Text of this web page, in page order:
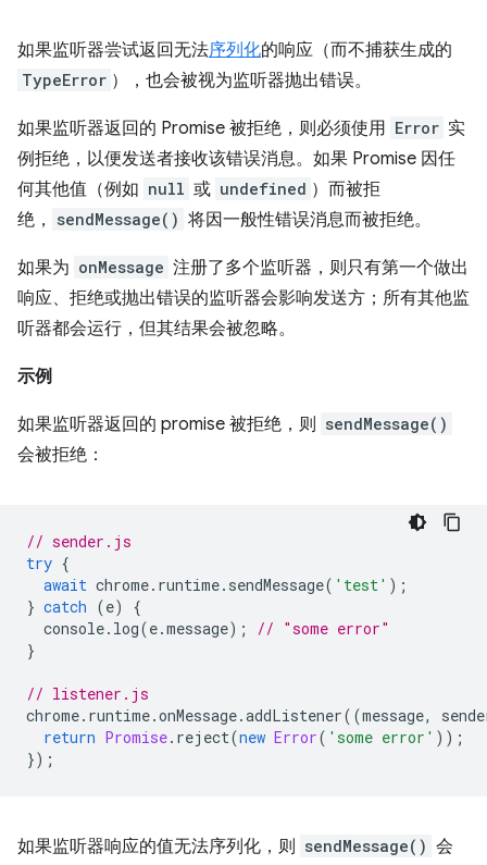
如果监听器尝试返回无法序列化的响应（而不捕获生成的
TypeError ），也会被视为监听器抛出错误。
如果监听器返回的 Promise 被拒绝，则必须使用 Error 实
例拒绝，以便发送者接收该错误消息。如果 Promise 因任
何其他值（例如 null 或 undefined ）而被拒
绝，
sendMessage() 将因一般性错误消息而被拒绝。
如果为 onMessage 注册了多个监听器，则只有第一个做出
响应、拒绝或抛出错误的监听器会影响发送方；所有其他监
听器都会运行，但其结果会被忽略。
示例
如果监听器返回的 promise 被拒绝，则 sendMessage()
会被拒绝：
// sender.js
try {
await chrome. runtime. sendMessage( 'test' );
} catch (e)
{
console. log(e.message);
// "some error"
}
// listener.js
chrome. runtime.onMessage.addListener((message,
return Promise. reject(new Error( 'some error' ));
});
如果监听器响应的值无法序列化，则 sendMessage() 会